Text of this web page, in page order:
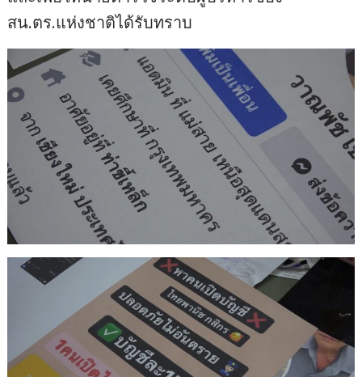
สน.ตร.แห่งชาติได้รับทราบ